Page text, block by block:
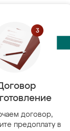
договор,
предоплату в